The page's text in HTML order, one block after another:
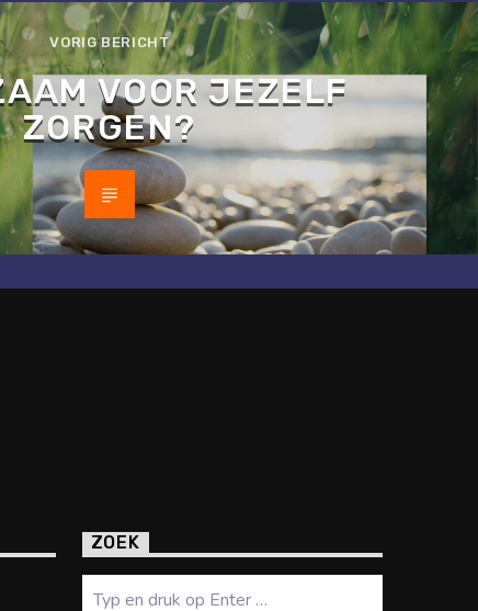
VORIG BERICHT
VOOR JEZELF
ZORGEN?
ZOEK